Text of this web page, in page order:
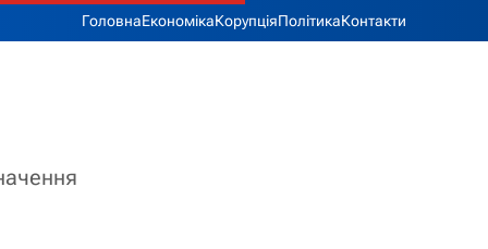
ГоловнаЕкономікаКорупціяПолітикаКонтакти